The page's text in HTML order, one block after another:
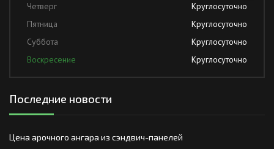
Четверг
Круглосуточно
Пятница
Круглосуточно
Суббота
Круглосуточно
Воскресение
Круглосуточно
Последние новости
Цена арочного ангара из сэндвич-панелей